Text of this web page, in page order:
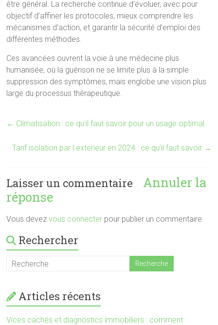
être général. La recherche continue d’évoluer, avec pour
objectif d’affiner les protocoles, mieux comprendre les
mécanismes d’action, et garantir la sécurité d’emploi des
différentes méthodes.
Ces avancées ouvrent la voie à une médecine plus
humanisée, où la guérison ne se limite plus à la simple
suppression des symptômes, mais englobe une vision plus
large du processus thérapeutique.
← Climatisation : ce qu’il faut savoir pour un usage optimal
Tarif isolation par l exterieur en 2024 : ce qu’il faut savoir →
Laisser un commentaire
Annuler la
réponse
Vous devezvous connecter pour publier un commentaire.
Rechercher
Articles récents
Vices cachés et diagnostics immobiliers : comment